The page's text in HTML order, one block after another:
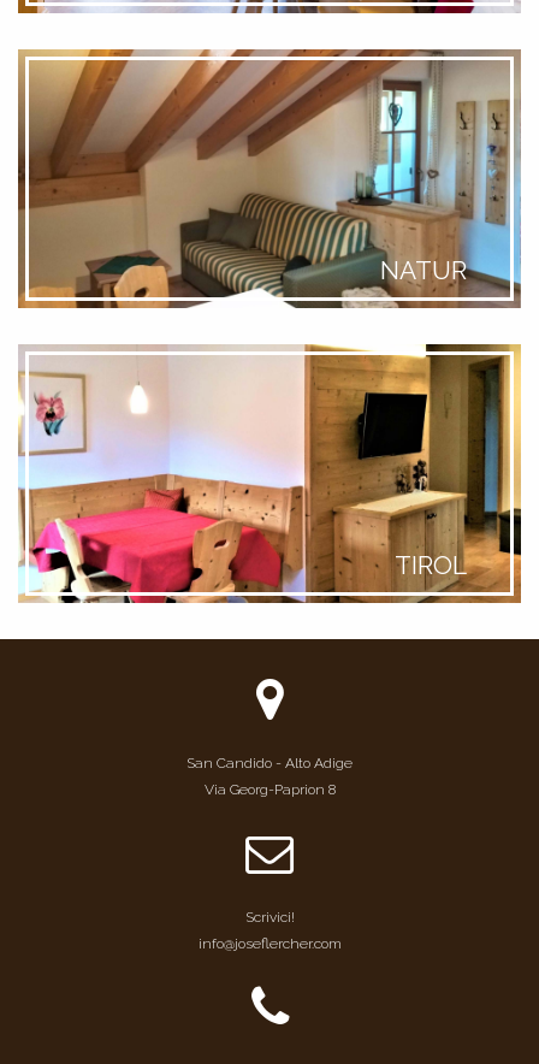
NATUR
TIROL
San Candido - Alto Adige
Via Georg-Paprion 8
Scrivici!
info@joseflercher.com